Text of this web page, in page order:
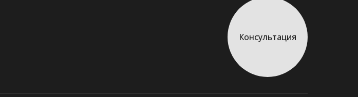
Консультация